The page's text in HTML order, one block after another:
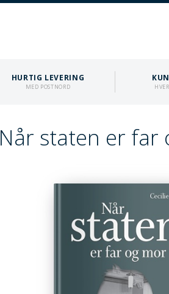
HURTIG LEVERING
MED POSTNORD
Når staten er far